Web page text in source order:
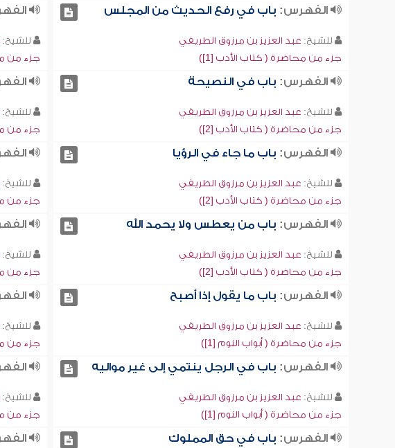
الفهرس: باب في رفع الحديث من المجلس
للشيخ: عبد العزيز بن مرزوق الطريفي
جزء من محاضرة ( كتاب الأدب [1])
للشيخ:
جزء من
الفهرس: باب في النصيحة
للشيخ: عبد العزيز بن مرزوق الطريفي
جزء من محاضرة ( كتاب الأدب [2])
للشيخ:
جزء من
الفهرس: باب ما جاء في الرؤيا
للشيخ: عبد العزيز بن مرزوق الطريفي
جزء من محاضرة ( كتاب الأدب [2])
للشيخ:
جزء من
الفهرس: باب من يعطس ولا يحمد الله
للشيخ: عبد العزيز بن مرزوق الطريفي
جزء من محاضرة ( كتاب الأدب [2])
للشيخ:
جزء من
الفهرس: باب ما يقول إذا أصبح
للشيخ: عبد العزيز بن مرزوق الطريفي
جزء من محاضرة ( أبواب النوم [1])
للشيخ:
جزء من
الفهرس: باب في الرجل ينتمي إلى غير مواليه
للشيخ: عبد العزيز بن مرزوق الطريفي
جزء من محاضرة ( أبواب النوم [1])
للشيخ:
جزء من
الفهرس: باب في حق المملوك